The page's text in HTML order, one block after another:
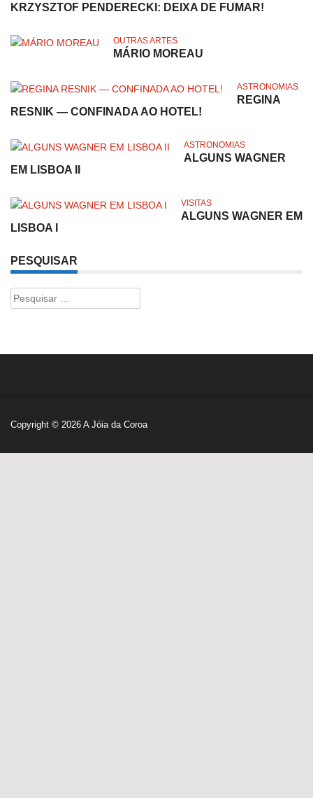
KRZYSZTOF PENDERECKI: DEIXA DE FUMAR!
OUTRAS ARTES
MÁRIO MOREAU
ASTRONOMIAS
REGINA
RESNIK — CONFINADA AO HOTEL!
ASTRONOMIAS
ALGUNS WAGNER
EM LISBOA II
VISITAS
ALGUNS WAGNER EM
LISBOA I
PESQUISAR
Pesquisar
por:
Copyright © 2026 A Jóia da Coroa